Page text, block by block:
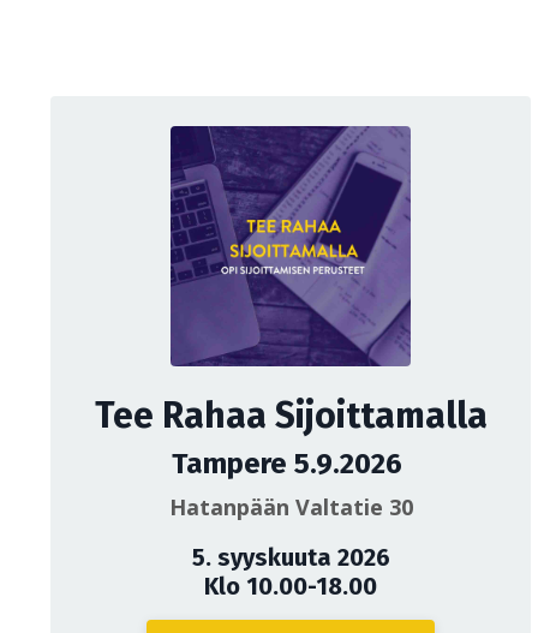
Tee Rahaa Sijoittamalla
Tampere 5.9.2026
Hatanpään Valtatie 30
5. syyskuuta 2026
Klo 10.00-18.00